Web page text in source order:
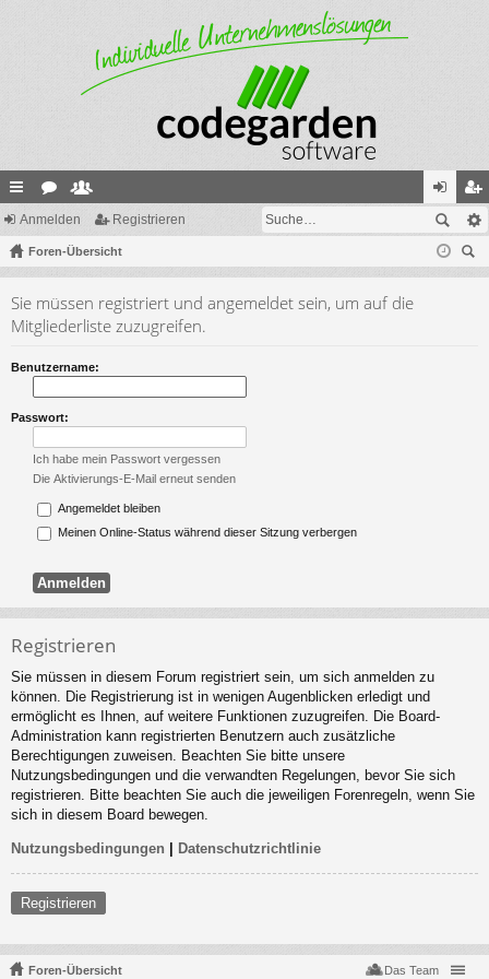
ch
ne
ug
or
en
itg
lie
n
m
eg
ist
Anmelden Registrieren
Foren-Übersicht
uc
Sie müssen registriert und angemeldet sein, um auf die
Mitgliederliste zuzugreifen.
Benutzername:
Passwort:
Ich habe mein Passwort vergessen
Die Aktivierungs-E-Mail erneut senden
Angemeldet bleiben
Meinen Online-Status während dieser Sitzung verbergen
Registrieren
Sie müssen in diesem Forum registriert sein, um sich anmelden zu
können. Die Registrierung ist in wenigen Augenblicken erledigt und
ermöglicht es Ihnen, auf weitere Funktionen zuzugreifen. Die Board-
Administration kann registrierten Benutzern auch zusätzliche
Berechtigungen zuweisen. Beachten Sie bitte unsere
Nutzungsbedingungen und die verwandten Regelungen, bevor Sie sich
registrieren. Bitte beachten Sie auch die jeweiligen Forenregeln, wenn Sie
sich in diesem Board bewegen.
Nutzungsbedingungen | Datenschutzrichtlinie
Registrieren
Foren-Übersicht Das Team